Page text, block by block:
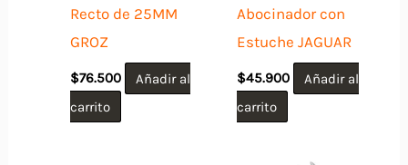
Recto de 25MM
GROZ
$76.500
Añadir al
carrito
Abocinador con
Estuche JAGUAR
$45.900
Añadir al
carrito